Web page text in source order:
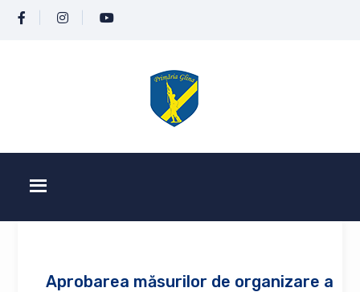
Aprobarea măsurilor de organizare a